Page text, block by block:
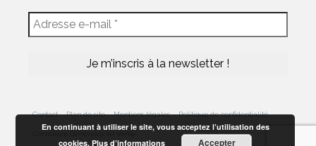
Contact Plan de site Mentions légales Politique de confidentialité
En continuant à utiliser le site, vous acceptez l’utilisation des
cookies.Plus d’informations Accepter